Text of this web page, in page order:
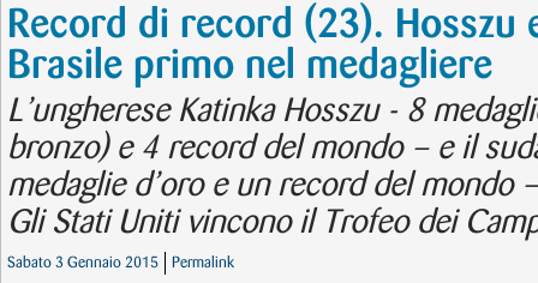
Record di record (23). Hosszu
Brasile primo nel medagliere
L’ungherese Katinka Hosszu - 8
bronzo) e 4 record del mondo – e il
medaglie d’oro e un record del mondo
Gli Stati Uniti vincono il Trofeo dei
Sabato 3 Gennaio 2015 Permalink